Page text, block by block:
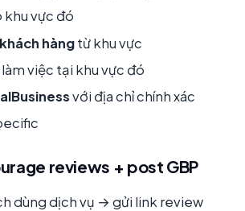
khu vực đó
hàngtừ khu vực
việc tại khu vực đó
với địa chỉ chính xác
reviews + post GBP
dùng dịch vụ → gửi link review